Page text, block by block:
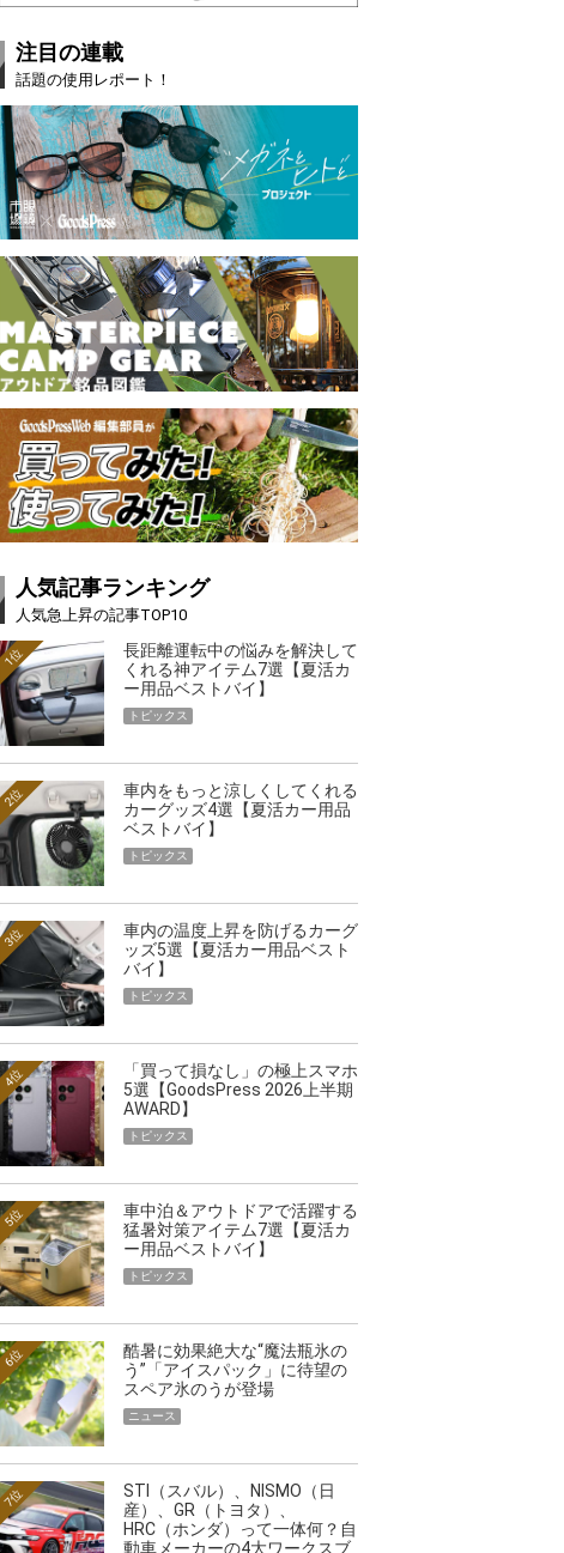
注目の連載
話題の使用レポート！
人気記事ランキング
人気急上昇の記事TOP10
長距離運転中の悩みを解決して
くれる神アイテム7選【夏活カ
ー用品ベストバイ】
1位
トピックス
車内をもっと涼しくしてくれる
カーグッズ4選【夏活カー用品
ベストバイ】
2位
トピックス
車内の温度上昇を防げるカーグ
ッズ5選【夏活カー用品ベスト
バイ】
3位
トピックス
「買って損なし」の極上スマホ
5選【GoodsPress 2026上半期
AWARD】
4位
トピックス
車中泊＆アウトドアで活躍する
猛暑対策アイテム7選【夏活カ
ー用品ベストバイ】
5位
トピックス
酷暑に効果絶大な“魔法瓶氷の
う”「アイスパック」に待望の
スペア氷のうが登場
6位
ニュース
STI（スバル）、NISMO（日
産）、GR（トヨタ）、
HRC（ホンダ）って一体何？自
動車メーカーの4大ワークスブ
7位